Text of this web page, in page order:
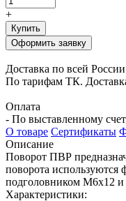
+
Купить
Оформить заявку
Доставка по всей России
По тарифам ТК.
Оплата
- По выставленному
О товаре Сертификаты
Описание
Поворот ПВР
поворота
подголовником М6х12 и
Характеристики: